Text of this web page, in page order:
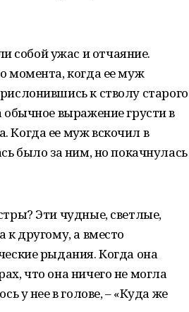
собой ужас и отчаяние.
момента, когда ее муж
к стволу старого
выражение грусти в
Когда ее муж вскочил в
было за ним, но покачнулась
Эти чудные, светлые,
к другому, а вместо
рыдания. Когда она
что она ничего не могла
у нее в голове, – «Куда же